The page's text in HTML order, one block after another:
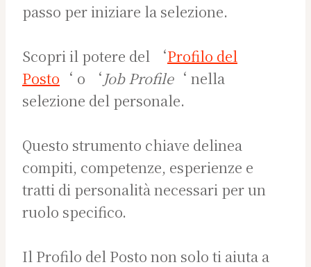
passo per iniziare la selezione.
Scopri il potere del ‘Profilo del
Posto ‘ o ‘ Job Profile‘ nella
selezione del personale.
Questo strumento chiave delinea
compiti, competenze, esperienze e
tratti di personalità necessari per un
ruolo specifico.
Il Profilo del Posto non solo ti aiuta a